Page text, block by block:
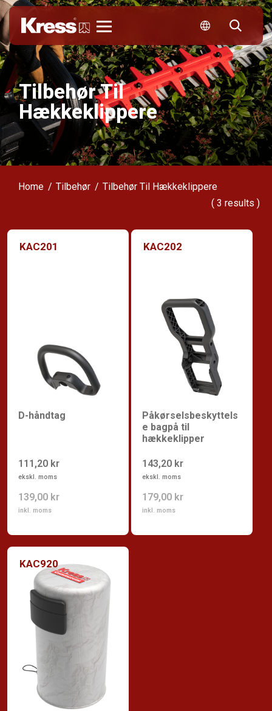
Tilbehør Til
Hækkeklippere
Home Tilbehør
Tilbehør Til Hækkeklippere
( 3 results )
KAC201
D-håndtag
111,20 kr
ekskl. moms
139,00 kr
inkl. moms
KAC202
Påkørselsbeskyttels
e bagpå til
hækkeklipper
143,20 kr
ekskl. moms
179,00 kr
inkl. moms
KAC920